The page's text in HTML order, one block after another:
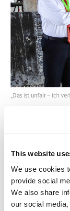
This website
We use cookies
provide social
We also share
our social
„Das ist unfair – ich
Singapur –
schöne Stadt
dass das
so wie auch
Es gibt nur
unanständig